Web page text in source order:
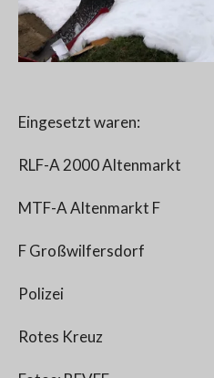
Eingesetzt waren:
RLF-A 2000 Altenmarkt
MTF-A Altenmarkt F
F Großwilfersdorf
Polizei
Rotes Kreuz